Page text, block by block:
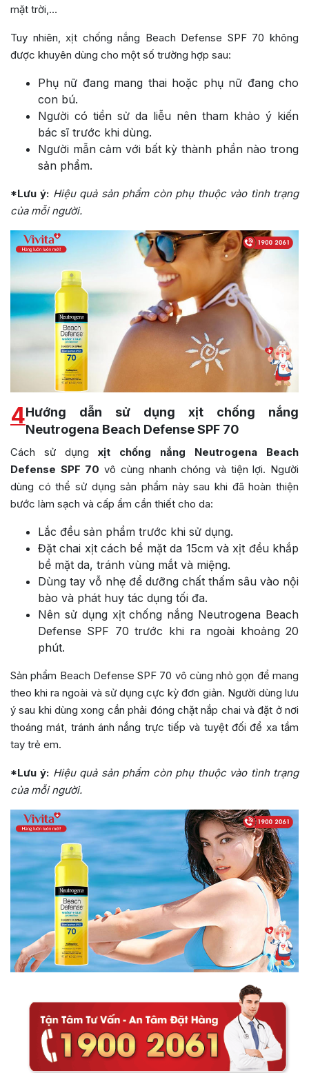
mặt trời,…
Tuy nhiên, xịt chống nắng Beach Defense SPF 70 không
được khuyên dùng cho một số trường hợp sau:
Phụ nữ đang mang thai hoặc phụ nữ đang cho
con bú.
Người có tiền sử da liễu nên tham khảo ý kiến
bác sĩ trước khi dùng.
Người mẫn cảm với bất kỳ thành phần nào trong
sản phẩm.
*Lưu ý: Hiệu quả sản phẩm còn phụ thuộc vào tình trạng
của mỗi người.
4Hướng dẫn sử dụng xịt chống nắng
Neutrogena Beach Defense SPF 70
Cách sử dụng xịt chống nắng Neutrogena Beach
Defense SPF 70 vô cùng nhanh chóng và tiện lợi. Người
dùng có thể sử dụng sản phẩm này sau khi đã hoàn thiện
bước làm sạch và cấp ẩm cần thiết cho da:
Lắc đều sản phẩm trước khi sử dụng.
Đặt chai xịt cách bề mặt da 15cm và xịt đều khắp
bề mặt da, tránh vùng mắt và miệng.
Dùng tay vỗ nhẹ để dưỡng chất thấm sâu vào nội
bào và phát huy tác dụng tối đa.
Nên sử dụng xịt chống nắng Neutrogena Beach
Defense SPF 70 trước khi ra ngoài khoảng 20
phút.
Sản phẩm Beach Defense SPF 70 vô cùng nhỏ gọn để mang
theo khi ra ngoài và sử dụng cực kỳ đơn giản. Người dùng lưu
ý sau khi dùng xong cần phải đóng chặt nắp chai và đặt ở nơi
thoáng mát, tránh ánh nắng trực tiếp và tuyệt đối để xa tầm
tay trẻ em.
*Lưu ý: Hiệu quả sản phẩm còn phụ thuộc vào tình trạng
của mỗi người.